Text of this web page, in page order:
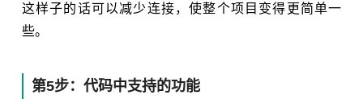
这样子的话可以减少连接，使整个项目变得更简单一
些。
第5步：代码中支持的功能